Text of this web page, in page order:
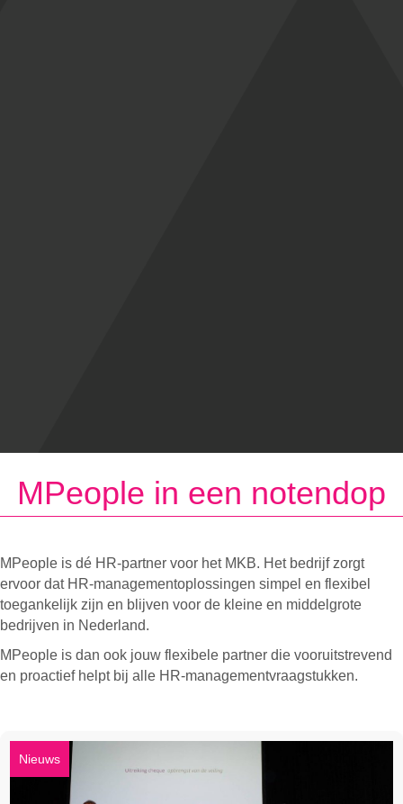
MPeople in een notendop
MPeople is dé HR-partner voor het MKB. Het bedrijf zorgt
ervoor dat HR-managementoplossingen simpel en flexibel
toegankelijk zijn en blijven voor de kleine en middelgrote
bedrijven in Nederland.
MPeople is dan ook jouw flexibele partner die vooruitstrevend
en proactief helpt bij alle HR-managementvraagstukken.
Nieuws